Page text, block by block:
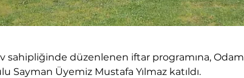
sahipliğinde düzenlenen iftar programına,
Sayman Üyemiz Mustafa Yılmaz katıldı.